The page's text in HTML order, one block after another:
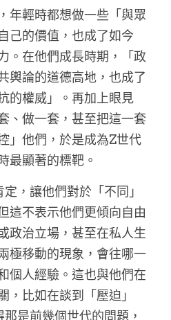
年輕時都想做一些「與眾
己的價值，也成了如今
。在他們成長時期，「政
輿論的道德高地，也成了
的權威」。再加上眼見
、做一套，甚至把這一套
」他們，於是成為Z世代
最顯著的標靶。
，讓他們對於「不同」
這不表示他們更傾向自由
政治立場，甚至在私人生
極移動的現象，會往哪一
個人經驗。這也與他們在
，比如在談到「壓迫」
是前幾個世代的問題，